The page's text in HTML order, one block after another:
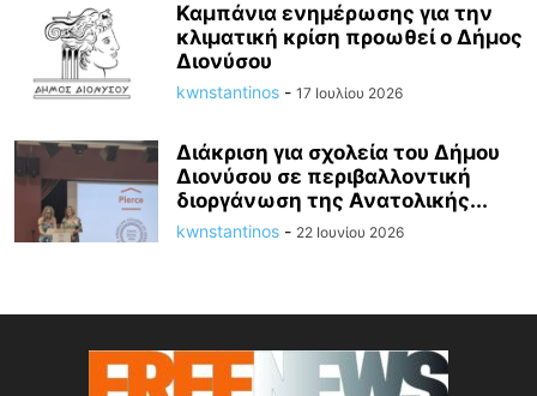
Καμπάνια ενημέρωσης για την
κλιματική κρίση προωθεί ο Δήμος
Διονύσου
kwnstantinos - 17 Ιουλίου 2026
Διάκριση για σχολεία του Δήμου
Διονύσου σε περιβαλλοντική
διοργάνωση της Ανατολικής...
kwnstantinos - 22 Ιουνίου 2026